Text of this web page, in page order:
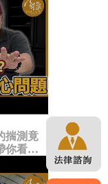
揣測竟
你看未